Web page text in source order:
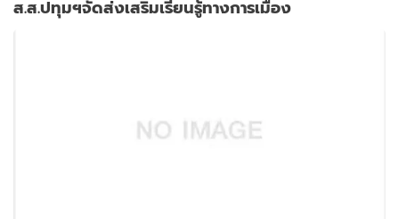
ส.ส.ปทุมฯจัดส่งเสริมเรียนรู้ทางการเมือง